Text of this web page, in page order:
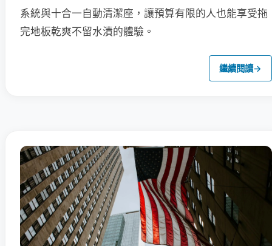
系統與十合一自動清潔座，讓預算有限的人也能享受拖
完地板乾爽不留水漬的體驗。
繼續閱讀→